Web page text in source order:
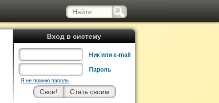
Вход в систему
Ник или e-mail
Пароль
Я не помню пароль